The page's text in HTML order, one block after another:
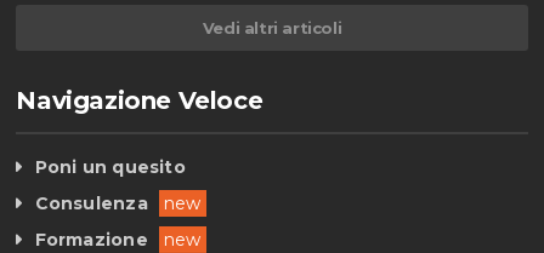
Vedi altri articoli
Navigazione Veloce
Poni un quesito
Consulenza
new
Formazione
new